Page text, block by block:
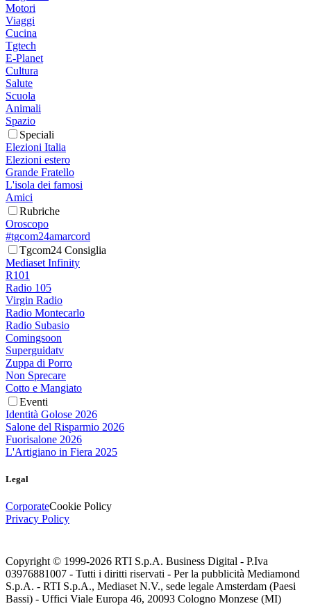
Motori
Viaggi
Cucina
Tgtech
E-Planet
Cultura
Salute
Scuola
Animali
Spazio
Speciali
Elezioni Italia
Elezioni estero
Grande Fratello
L'isola dei famosi
Amici
Rubriche
Oroscopo
#tgcom24amarcord
Tgcom24 Consiglia
Mediaset Infinity
R101
Radio 105
Virgin Radio
Radio Montecarlo
Radio Subasio
Comingsoon
Superguidatv
Zuppa di Porro
Non Sprecare
Cotto e Mangiato
Eventi
Identità Golose 2026
Salone del Risparmio 2026
Fuorisalone 2026
L'Artigiano in Fiera 2025
Legal
CorporateCookie Policy
Privacy Policy
Copyright © 1999-2026 RTI S.p.A. Business Digital - P.Iva
03976881007 - Tutti i diritti riservati - Per la pubblicità Mediamond
S.p.A. - RTI S.p.A., Mediaset N.V., sede legale Amsterdam (Paesi
Bassi) - Uffici Viale Europa 46, 20093 Cologno Monzese (MI)